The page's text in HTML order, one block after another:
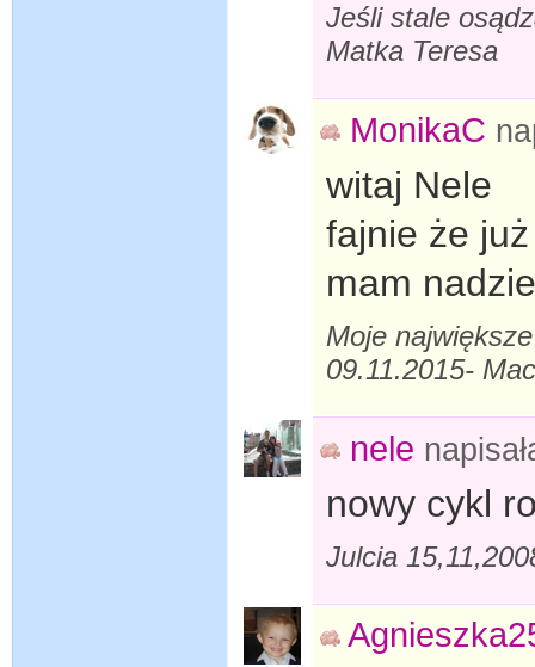
Jeśli stale
Matka Teresa
MonikaC
witaj Nele
fajnie że
mam
Moje
09.11.2015-
nele
nowy cykl
Julcia